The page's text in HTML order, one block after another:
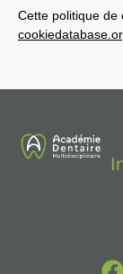
Cette politique de